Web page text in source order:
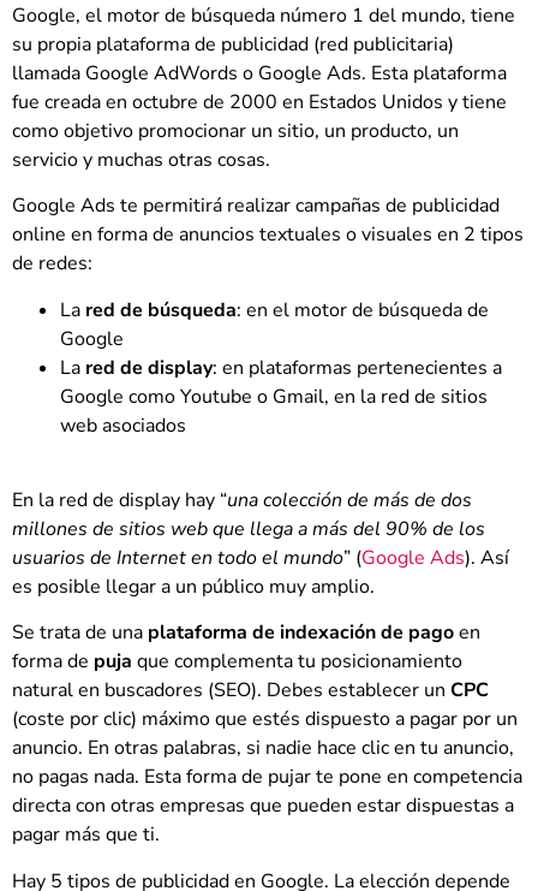
Google, el motor de búsqueda número 1 del mundo, tiene
su propia plataforma de publicidad (red publicitaria)
llamada Google AdWords o Google Ads. Esta plataforma
fue creada en octubre de 2000 en Estados Unidos y tiene
como objetivo promocionar un sitio, un producto, un
servicio y muchas otras cosas.
Google Ads te permitirá realizar campañas de publicidad
online en forma de anuncios textuales o visuales en 2 tipos
de redes:
La red de búsqueda: en el motor de búsqueda de
Google
La red de display: en plataformas pertenecientes a
Google como Youtube o Gmail, en la red de sitios
web asociados
En la red de display hay “una colección de más de dos
millones de sitios web que llega a más del 90% de los
usuarios de Internet en todo el mundo” (Google Ads). Así
es posible llegar a un público muy amplio.
Se trata de una plataforma de indexación de pagoen
forma de puja que complementa tu posicionamiento
natural en buscadores (SEO). Debes establecer un CPC
(coste por clic) máximo que estés dispuesto a pagar por un
anuncio. En otras palabras, si nadie hace clic en tu anuncio,
no pagas nada. Esta forma de pujar te pone en competencia
directa con otras empresas que pueden estar dispuestas a
pagar más que ti.
Hay 5 tipos de publicidad en Google. La elección depende